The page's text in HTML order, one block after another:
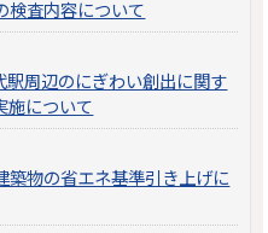
検査内容について
駅周辺のにぎわい創出に関す
施について
築物の省エネ基準引き上げに